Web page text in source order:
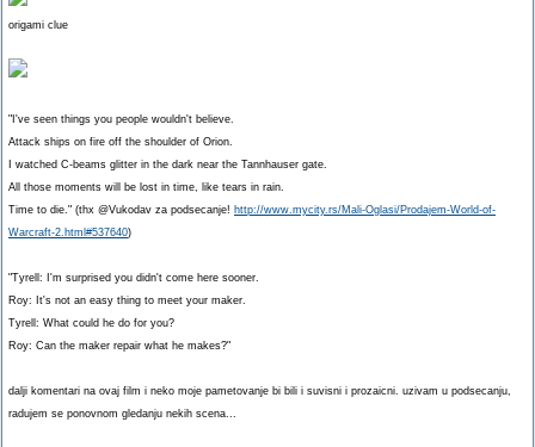
origami clue
"I've seen things you people wouldn't believe.
Attack ships on fire off the shoulder of Orion.
I watched C-beams glitter in the dark near the Tannhauser gate.
All those moments will be lost in time, like tears in rain.
Time to die." (thx @Vukodav za podsecanje! http://www.mycity.rs/Mali-Oglasi/Prodajem-World-of-
Warcraft-2.html#537640)
"Tyrell: I'm surprised you didn't come here sooner.
Roy: It's not an easy thing to meet your maker.
Tyrell: What could he do for you?
Roy: Can the maker repair what he makes?"
dalji komentari na ovaj film i neko moje pametovanje bi bili i suvisni i prozaicni. uzivam u podsecanju,
radujem se ponovnom gledanju nekih scena...